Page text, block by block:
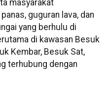
masyarakat
guguran lava, dan
yang berhulu di
di kawasan Besuk
Kembar, Besuk Sat,
terhubung dengan